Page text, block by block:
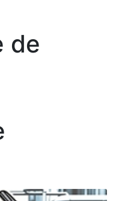
de